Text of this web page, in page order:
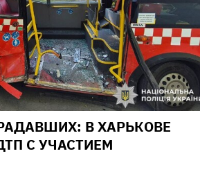
В ХАРЬКОВЕ
С УЧАСТИЕМ